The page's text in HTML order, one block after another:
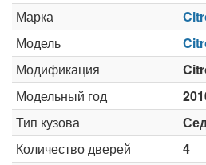
Марка
Модель
Модификация
Модельный год
Тип кузова
Количество дверей
4